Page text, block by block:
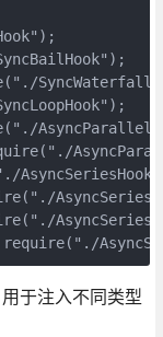
require("./
于注入不同类型